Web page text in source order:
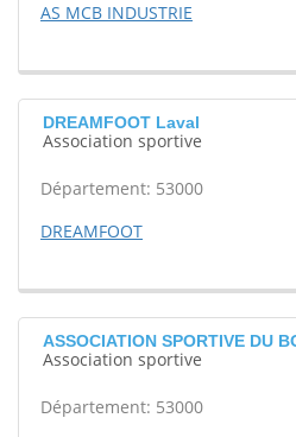
AS MCB INDUSTRIE
DREAMFOOT Laval
Association sportive
Département: 53000
DREAMFOOT
ASSOCIATION SPORTIVE DU
Association sportive
Département: 53000